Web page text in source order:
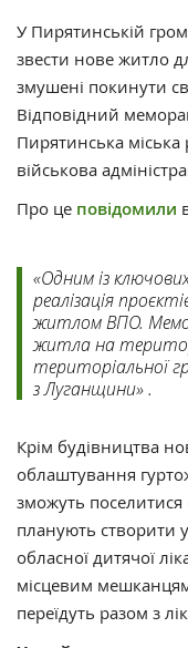
У Пирятинській
звести нове житло
змушені покинути
Відповідний
Пирятинська міська
військова
Про це повідомили
«Одним із
реалізація
житлом ВПО.
житла на
територіальної
з Луганщини» .
Крім будівництва
облаштування
зможуть поселитися
планують створити
обласної дитячої
місцевим
переїдуть разом з